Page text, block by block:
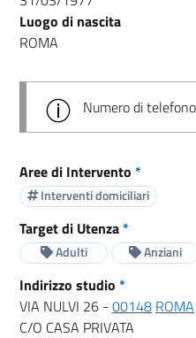
Luogo di nascita
ROMA
Numero di
Aree di Intervento *
Interventi domiciliari
Target di Utenza*
Adulti Anziani
Indirizzo studio *
VIA NULVI 26 - 00148 ROMA
C/O CASA PRIVATA